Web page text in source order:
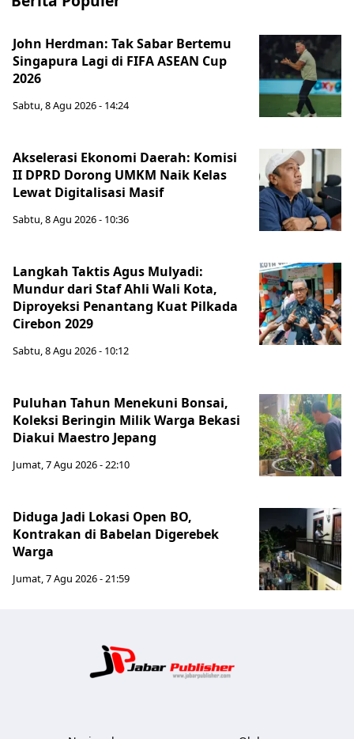
John Herdman: Tak Sabar Bertemu
Singapura Lagi di FIFA ASEAN Cup
2026
Sabtu, 8 Agu 2026 - 14:24
Akselerasi Ekonomi Daerah: Komisi
II DPRD Dorong UMKM Naik Kelas
Lewat Digitalisasi Masif
Sabtu, 8 Agu 2026 - 10:36
Langkah Taktis Agus Mulyadi:
Mundur dari Staf Ahli Wali Kota,
Diproyeksi Penantang Kuat Pilkada
Cirebon 2029
Sabtu, 8 Agu 2026 - 10:12
Puluhan Tahun Menekuni Bonsai,
Koleksi Beringin Milik Warga Bekasi
Diakui Maestro Jepang
Jumat, 7 Agu 2026 - 22:10
Diduga Jadi Lokasi Open BO,
Kontrakan di Babelan Digerebek
Warga
Jumat, 7 Agu 2026 - 21:59